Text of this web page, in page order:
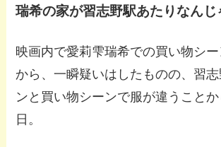
瑞希の家が習志野駅あたりなんじ
映画内で愛莉雫瑞希での買い物シ
から、一瞬疑いはしたものの、習
ンと買い物シーンで服が違うこと
日。